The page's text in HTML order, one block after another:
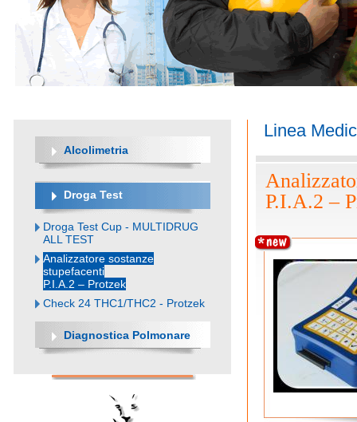
Alcolimetria
Droga Test
Droga Test Cup - MULTIDRUG
ALL TEST
Analizzatore sostanze
stupefacenti
P.I.A.2 – Protzek
Check 24 THC1/THC2 - Protzek
Diagnostica Polmonare
Linea
P.I.A.2 –